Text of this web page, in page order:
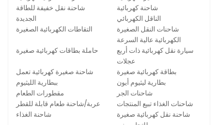
شاحنة نقل خفيفة للطاقة
الجديدة
شاحنة كهربائية
الناقل الكهربائي
التقاطات الكهربائية الصغيرة
شاحنات النقل الصغيرة
الكهربائية عالية السرعة
حاملة بطاقات كهربائية صغيرة
سيارة نقل كهربائية ذات أربع
عجلات
شاحنة صغيرة كهربائية تعمل
ببطارية الليثيوم
بطاقة كهربائية صغيرة
بطارية ليثيوم أيون
مقطورات الطعام
شاحنات الجر
عربة/شاحنة طعام قابلة للقطر
شاحنات الغذاء تبيع المنتجات
شاحنة الغذاء
شاحنة نقل كهربائية صغيرة